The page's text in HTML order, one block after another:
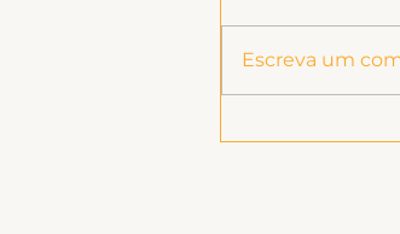
Escreva um